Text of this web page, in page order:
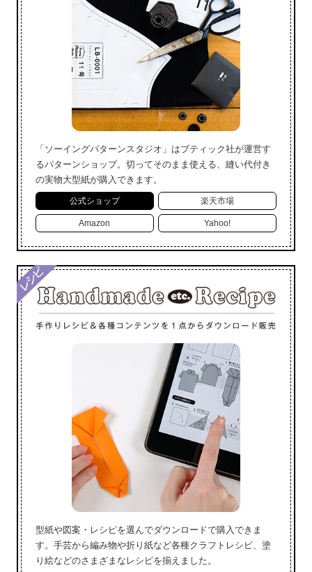
「ソーイングパターンスタジオ」はブティック社が運営す
るパターンショップ。切ってそのまま使える、縫い代付き
の実物大型紙が購入できます。
公式ショップ 楽天市場
Amazon Yahoo!
型紙や図案・レシピを選んでダウンロードで購入できま
す。手芸から編み物や折り紙など各種クラフトレシピ、塗
り絵などのさまざまなレシピを揃えました。